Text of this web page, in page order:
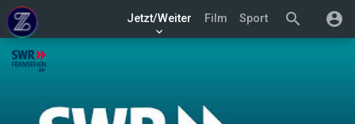
search account_circle
Jetzt/Weiter
keyboard_arrow_down
Film Sport